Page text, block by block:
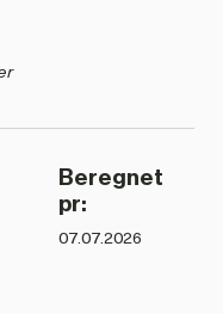
Beregnet
pr:
07.07.2026